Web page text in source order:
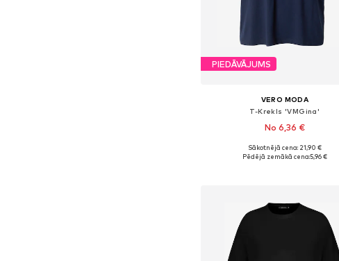
PIEDĀVĀJUMS
VERO MODA
T-Krekls 'VMGina'
No 6,36 €
Pieejamie izmēri: XS, S, M, L, XL
Sākotnējā cena: 21,90 €
Pēdējā zemākā cena:5,96 €